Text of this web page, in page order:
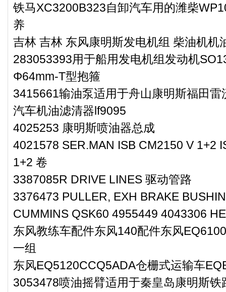
铁马XC3200B323自卸汽车用的潍柴
养
吉林 吉林 东风康明斯发电机组 柴油机机
283053393用于船用发电机组发动机
Φ64mm-T型抱箍
3415661输油泵适用于舟山康明斯福田
汽车机油滤清器lf9095
4025253 康明斯喷油器总成
4021578 SER.MAN ISB CM2150 V 1+2
1+2 卷
3387085R DRIVE LINES 驱动管路
3376473 PULLER, EXH BRAKE
CUMMINS QSK60 4955449 4043306
东风教练车配件东风140配件东风
一组
东风EQ5120CCQ5ADA仓栅式运输车
3053478喷油摇臂适用于秦皇岛康明斯铁